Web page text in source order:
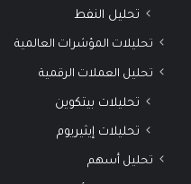
تحليل النفط
تحليلات المؤشرات العالمية
تحليل العملات الرقمية
تحليلات بيتكوين
تحليلات إيثيريوم
تحليل أسهم